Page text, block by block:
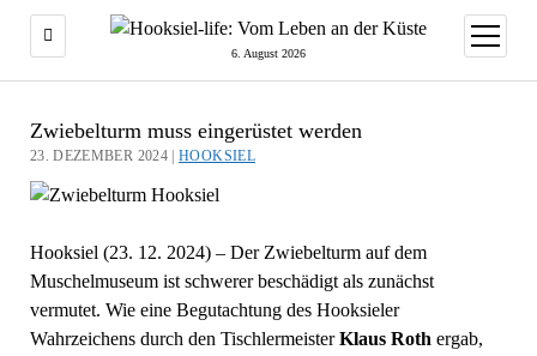
6. August 2026
Menü
öffnen
Zwiebelturm muss eingerüstet werden
23. DEZEMBER 2024 |HOOKSIEL
Hooksiel (23. 12. 2024) – Der Zwiebelturm auf dem
Muschelmuseum ist schwerer beschädigt als zunächst
vermutet. Wie eine Begutachtung des Hooksieler
Wahrzeichens durch den TischlermeisterKlaus Roth ergab,